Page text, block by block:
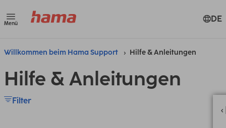
Menü DE
Willkommen beim Hama Support Hilfe & Anleitungen
Hilfe & Anleitungen
Filter